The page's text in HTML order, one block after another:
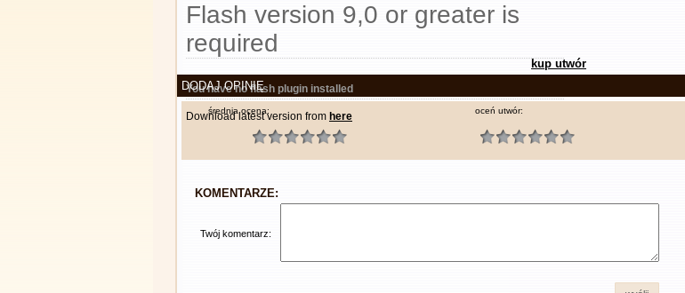
Flash version 9,0 or greater is
required
You have no flash plugin installed
Download latest version from here
kup utwór
DODAJ OPINIĘ
średnia ocena: oceń utwór:
KOMENTARZE:
Twój komentarz: